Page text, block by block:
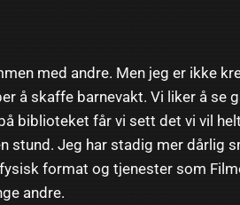
med andre. Men jeg er ikke
å skaffe barnevakt. Vi liker å se
biblioteket får vi sett det vi vil
stund. Jeg har stadig mer dårlig
format og tjenester som
andre.